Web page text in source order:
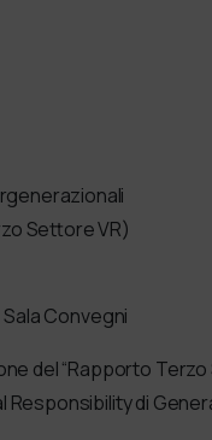
Settore VR)
Sala Convegni
del “Rapporto Terzo
di